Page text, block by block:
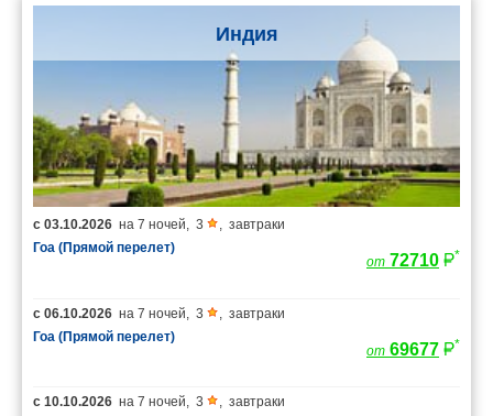
Индия
с 03.10.2026 на 7 ночей, 3 , завтраки
Гоа (Прямой перелет)
от 72710 *
с 06.10.2026 на 7 ночей, 3 , завтраки
Гоа (Прямой перелет)
от 69677 *
с 10.10.2026 на 7 ночей, 3 , завтраки